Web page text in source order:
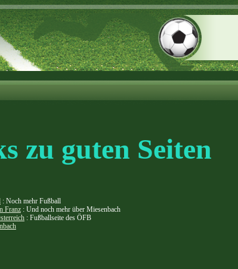
zu guten Seiten
: Noch mehr Fußball
Franz : Und noch mehr über Miesenbach
: Fußballseite des ÖFB